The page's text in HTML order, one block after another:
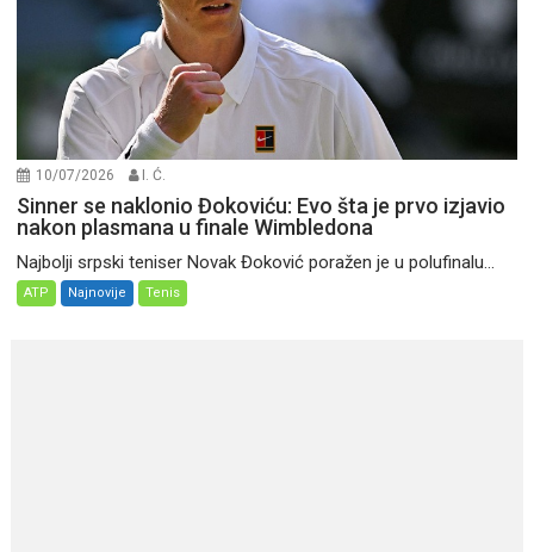
10/07/2026 I. Ć.
Sinner se naklonio Đokoviću: Evo šta je prvo izjavio
nakon plasmana u finale Wimbledona
Najbolji srpski teniser Novak Đoković poražen je u polufinalu...
ATP Najnovije Tenis